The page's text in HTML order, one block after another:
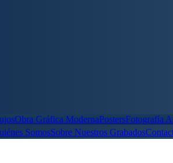
Obra Gráfica ModernaPostersFotografía
SomosSobre Nuestros Grabados